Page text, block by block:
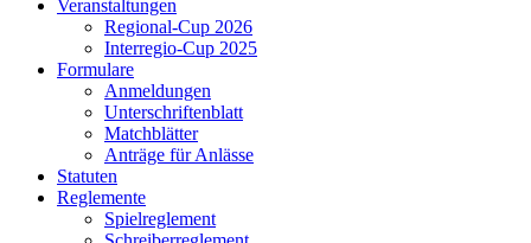
Veranstaltungen
Regional-Cup 2026
Interregio-Cup 2025
Formulare
Anmeldungen
Unterschriftenblatt
Matchblätter
Anträge für Anlässe
Statuten
Reglemente
Spielreglement